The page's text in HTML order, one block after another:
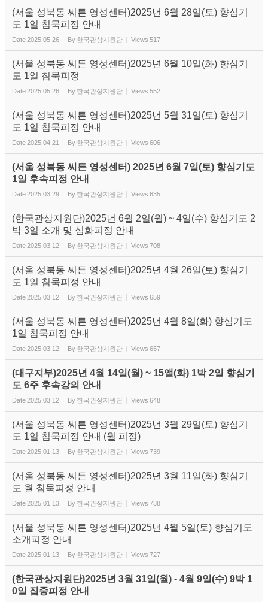
(서울 성북동 씨튼 영성센터)2025년 6월 28일(토) 향심기
도 1일 침묵피정 안내
Date2025.05.26 By 한국관상지원단 Views 517
(서울 성북동 씨튼 영성센터)2025년 6월 10일(화) 향심기
도 1일 침묵피정
Date2025.05.26 By 한국관상지원단 Views 552
(서울 성북동 씨튼 영성센터)2025년 5월 31일(토) 향심기
도 1일 침묵피정 안내
Date2025.04.21 By 한국관상지원단 Views 606
(서울 성북동 씨튼 영성센터) 2025년 6월 7일(토) 향심기도
1일 후속피정 안내
Date2025.03.29 By 한국관상지원단 Views 635
(한국관상지원단)2025년 6월 2일(월) ~ 4일(수) 향심기도 2
박 3일 소개 및 심화피정 안내
Date2025.03.12 By 한국관상지원단 Views 708
(서울 성북동 씨튼 영성센터)2025년 4월 26일(토) 향심기
도 1일 침묵피정 안내
Date2025.03.12 By 한국관상지원단 Views 659
(서울 성북동 씨튼 영성센터)2025년 4월 8일(화) 향심기도
1일 침묵피정 안내
Date2025.03.12 By 한국관상지원단 Views 657
(대구지부)2025년 4월 14일(월) ~ 15앨(화) 1박 2일 향심기
도 6주 후속강의 안내
Date2025.03.12 By 한국관상지원단 Views 648
(서울 성북동 씨튼 영성센터)2025년 3월 29일(토) 향심기
도 1일 침묵피정 안내 (월 피정)
Date2025.01.13 By 한국관상지원단 Views 739
(서울 성북동 씨튼 영성센터)2025년 3월 11일(화) 향심기
도 월 침묵피정 안내
Date2025.01.13 By 한국관상지원단 Views 738
(서울 성북동 씨튼 영성센터)2025년 4월 5일(토) 향심기도
소개피정 안내
Date2025.01.13 By 한국관상지원단 Views 727
(한국관상지원단)2025년 3월 31일(월) - 4월 9일(수) 9박 1
0일 집중피정 안내